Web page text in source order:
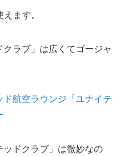
ます。
ラブ」は広くてゴージャ
ド航空ラウンジ「ユナイテ
ドクラブ」は微妙なの